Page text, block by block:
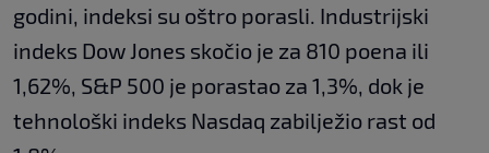
godini, indeksi su oštro porasli. Industrijski
indeks Dow Jones skočio je za 810 poena ili
1,62%, S&P 500 je porastao za 1,3%, dok je
tehnološki indeks Nasdaq zabilježio rast od